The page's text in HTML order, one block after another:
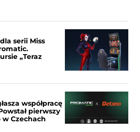
serii Miss
„Teraz
współpracę
pierwszy
Czechach